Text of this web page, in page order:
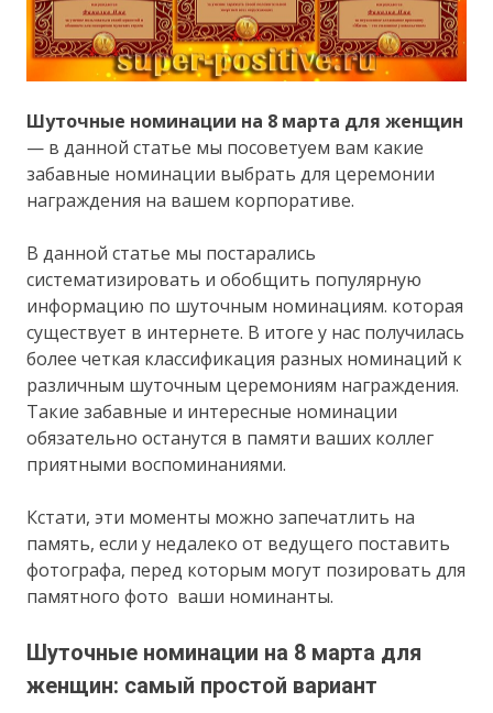
Шуточные номинации на 8 марта для женщин
— в данной статье мы посоветуем вам какие
забавные номинации выбрать для церемонии
награждения на вашем корпоративе.
В данной статье мы постарались
систематизировать и обобщить популярную
информацию по шуточным номинациям. которая
существует в интернете. В итоге у нас получилась
более четкая классификация разных номинаций к
различным шуточным церемониям награждения.
Такие забавные и интересные номинации
обязательно останутся в памяти ваших коллег
приятными воспоминаниями.
Кстати, эти моменты можно запечатлить на
память, если у недалеко от ведущего поставить
фотографа, перед которым могут позировать для
памятного фото ваши номинанты.
Шуточные номинации на 8 марта для
женщин: самый простой вариант